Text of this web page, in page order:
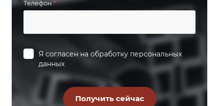
Телефон*
Я согласен на обработку персональных
данных